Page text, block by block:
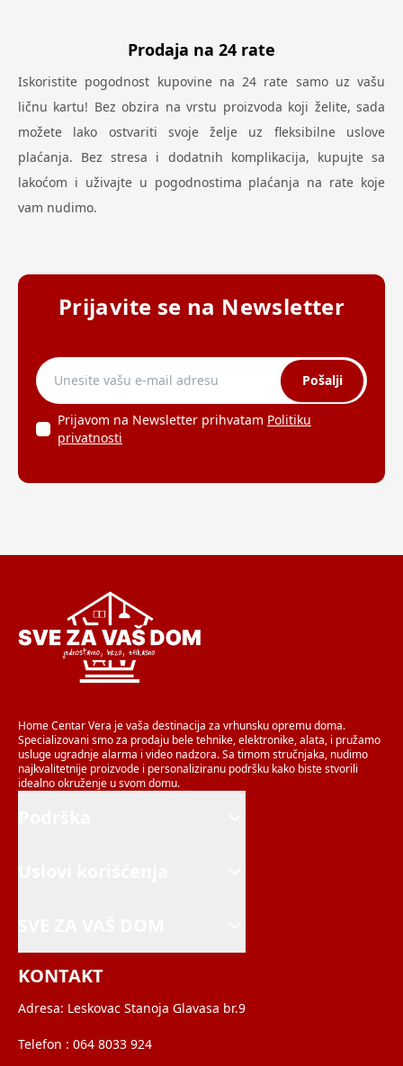
Prodaja na 24 rate
Iskoristite pogodnost kupovine na 24 rate samo uz vašu
ličnu kartu! Bez obzira na vrstu proizvoda koji želite, sada
možete lako ostvariti svoje želje uz fleksibilne uslove
plaćanja. Bez stresa i dodatnih komplikacija, kupujte sa
lakoćom i uživajte u pogodnostima plaćanja na rate koje
vam nudimo.
Prijavite se na Newsletter
Pošalji
Prijavom na Newsletter prihvatam Politiku
privatnosti
Home Centar Vera je vaša destinacija za vrhunsku opremu doma.
Specializovani smo za prodaju bele tehnike, elektronike, alata, i pružamo
usluge ugradnje alarma i video nadzora. Sa timom stručnjaka, nudimo
najkvalitetnije proizvode i personaliziranu podršku kako biste stvorili
idealno okruženje u svom domu.
KONTAKT
Adresa: Leskovac Stanoja Glavasa br.9
Telefon : 064 8033 924